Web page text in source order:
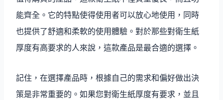
能齊全。它的特點使得使用者可以放心地使用，同時
也提供了舒適和柔軟的使用體驗。對於那些對衛生紙
厚度有高要求的人來說，這款產品是最合適的選擇。
記住，在選擇產品時，根據自己的需求和偏好做出決
策是非常重要的。如果您對衛生紙厚度有要求，並且